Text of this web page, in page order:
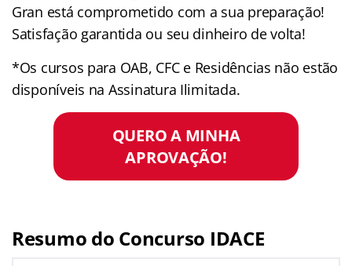
Gran está comprometido com a sua preparação!
Satisfação garantida ou seu dinheiro de volta!
*Os cursos para OAB, CFC e Residências não estão
disponíveis na Assinatura Ilimitada.
QUERO A MINHA
APROVAÇÃO!
Resumo do Concurso IDACE